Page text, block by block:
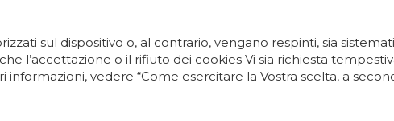
sul dispositivo o, al contrario, vengano respinti, sia
l’accettazione o il rifiuto dei cookies Vi sia richiesta
vedere “Come esercitare la Vostra scelta, a